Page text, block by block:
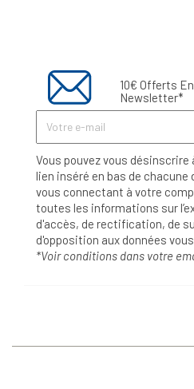
10€ Offerts
Newsletter*
Vous pouvez vous
lien inséré en bas de
vous connectant à votre
toutes les informations sur
d'accès, de rectification, de
d'opposition aux données
*Voir conditions dans votre